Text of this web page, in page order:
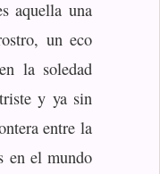
aquella una
un eco
la soledad
y ya sin
entre la
en el mundo